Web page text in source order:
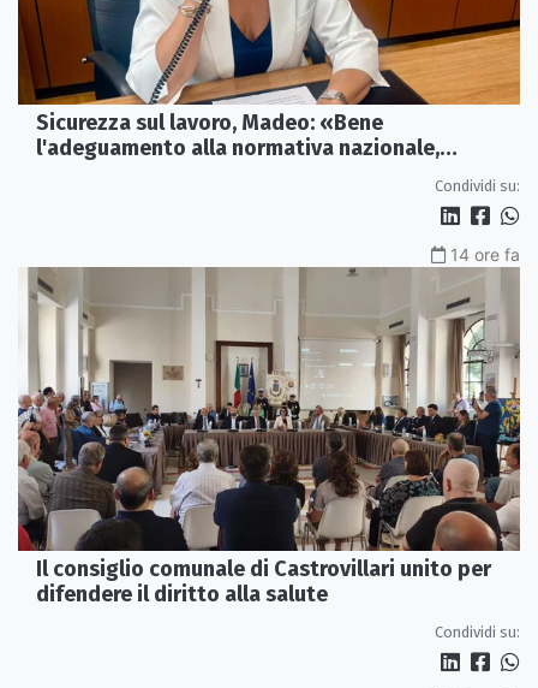
Sicurezza sul lavoro, Madeo: «Bene
l'adeguamento alla normativa nazionale,
Condividi su:
14 ore fa
Il consiglio comunale di Castrovillari unito per
difendere il diritto alla salute
Condividi su: